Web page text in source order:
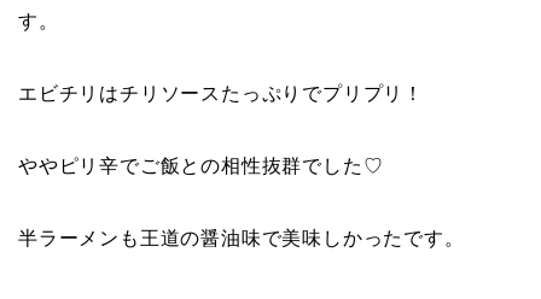
す。
エビチリはチリソースたっぷりでプリプリ！
ややピリ辛でご飯との相性抜群でした♡
半ラーメンも王道の醤油味で美味しかったです。